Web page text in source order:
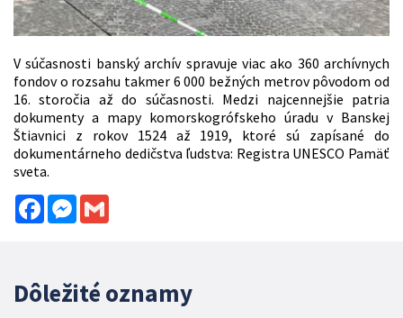
V súčasnosti banský archív spravuje viac ako 360 archívnych
fondov o rozsahu takmer 6 000 bežných metrov pôvodom od
16. storočia až do súčasnosti. Medzi najcennejšie patria
dokumenty a mapy komorskogrófskeho úradu v Banskej
Štiavnici z rokov 1524 až 1919, ktoré sú zapísané do
dokumentárneho dedičstva ľudstva: Registra UNESCO Pamäť
sveta.
FacebookMessenger
Dôležité oznamy